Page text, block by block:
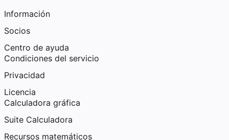
Información
Socios
Centro de ayuda
Condiciones del servicio
Privacidad
Licencia
Calculadora gráfica
Suite Calculadora
Recursos matemáticos